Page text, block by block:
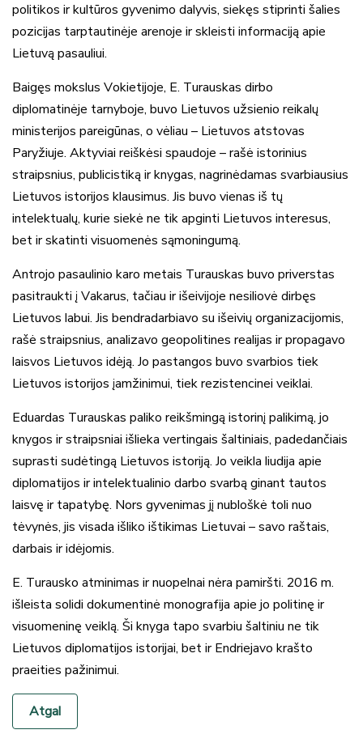
politikos ir kultūros gyvenimo dalyvis, siekęs stiprinti šalies
pozicijas tarptautinėje arenoje ir skleisti informaciją apie
Lietuvą pasauliui.
Baigęs mokslus Vokietijoje, E. Turauskas dirbo
diplomatinėje tarnyboje, buvo Lietuvos užsienio reikalų
ministerijos pareigūnas, o vėliau – Lietuvos atstovas
Paryžiuje. Aktyviai reiškėsi spaudoje – rašė istorinius
straipsnius, publicistiką ir knygas, nagrinėdamas svarbiausius
Lietuvos istorijos klausimus. Jis buvo vienas iš tų
intelektualų, kurie siekė ne tik apginti Lietuvos interesus,
bet ir skatinti visuomenės sąmoningumą.
Antrojo pasaulinio karo metais Turauskas buvo priverstas
pasitraukti į Vakarus, tačiau ir išeivijoje nesiliovė dirbęs
Lietuvos labui. Jis bendradarbiavo su išeivių organizacijomis,
rašė straipsnius, analizavo geopolitines realijas ir propagavo
laisvos Lietuvos idėją. Jo pastangos buvo svarbios tiek
Lietuvos istorijos įamžinimui, tiek rezistencinei veiklai.
Eduardas Turauskas paliko reikšmingą istorinį palikimą, jo
knygos ir straipsniai išlieka vertingais šaltiniais, padedančiais
suprasti sudėtingą Lietuvos istoriją. Jo veikla liudija apie
diplomatijos ir intelektualinio darbo svarbą ginant tautos
laisvę ir tapatybę. Nors gyvenimas jį nubloškė toli nuo
tėvynės, jis visada išliko ištikimas Lietuvai – savo raštais,
darbais ir idėjomis.
E. Turausko atminimas ir nuopelnai nėra pamiršti. 2016 m.
išleista solidi dokumentinė monografija apie jo politinę ir
visuomeninę veiklą. Ši knyga tapo svarbiu šaltiniu ne tik
Lietuvos diplomatijos istorijai, bet ir Endriejavo krašto
praeities pažinimui.
Atgal